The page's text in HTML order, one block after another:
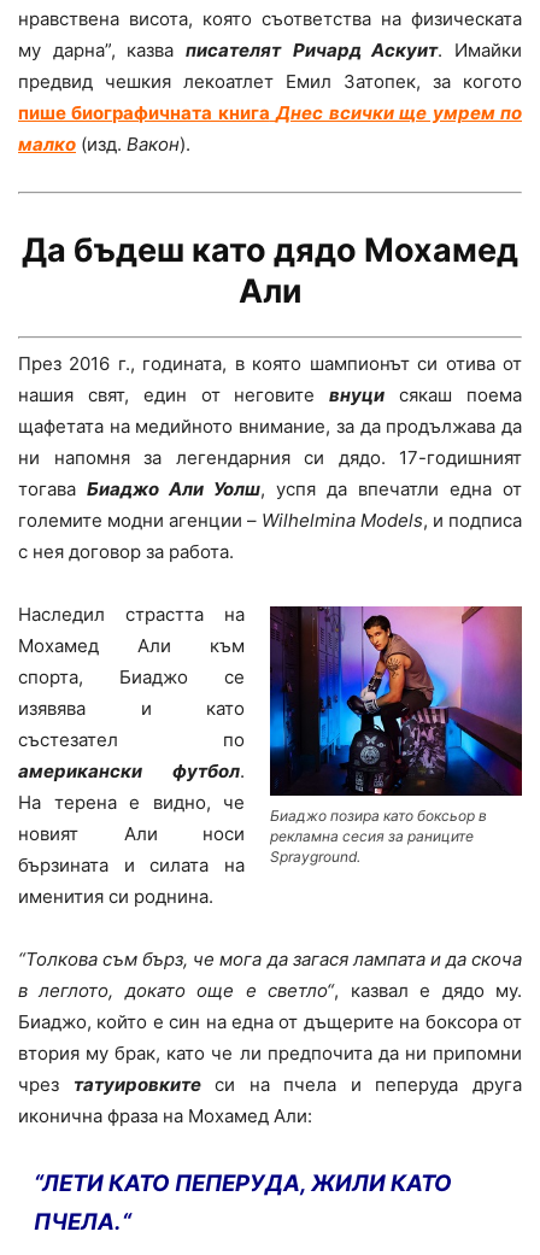
нравствена висота, която съответства на физическата
му дарна”, казва писателят Ричард Аскуит. Имайки
предвид чешкия лекоатлет Емил Затопек, за когото
пише биографичната книга Днес всички ще умрем по
малко (изд. Вакон).
Да бъдеш като дядо Мохамед
Али
През 2016 г., годината, в която шампионът си отива от
нашия свят, един от неговитевнуци сякаш поема
щафетата на медийното внимание, за да продължава да
ни напомня за легендарния си дядо. 17-годишният
тогава Биаджо Али Уолш, успя да впечатли една от
големите модни агенции – Wilhelmina Models, и подписа
с нея договор за работа.
Биаджо позира като боксьор в
рекламна сесия за раниците
Sprayground.
Наследил страстта на
Мохамед Али към
спорта, Биаджо се
изявява и като
състезател по
американски футбол.
На терена е видно, че
новият Али носи
бързината и силата на
именития си роднина.
“Толкова съм бърз, че мога да загася лампата и да скоча
в леглото, докато още е светло“, казвал е дядо му.
Биаджо, който е син на една от дъщерите на боксора от
втория му брак, като че ли предпочита да ни припомни
чрез татуировкитеси на пчела и пеперуда друга
иконична фраза на Мохамед Али:
“ЛЕТИ КАТО ПЕПЕРУДА, ЖИЛИ КАТО
ПЧЕЛА.“